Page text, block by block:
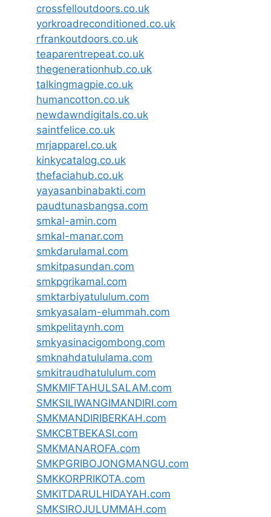
crossfelloutdoors.co.uk
yorkroadreconditioned.co.uk
rfrankoutdoors.co.uk
teaparentrepeat.co.uk
thegenerationhub.co.uk
talkingmagpie.co.uk
humancotton.co.uk
newdawndigitals.co.uk
saintfelice.co.uk
mrjapparel.co.uk
kinkycatalog.co.uk
thefaciahub.co.uk
yayasanbinabakti.com
paudtunasbangsa.com
smkal-amin.com
smkal-manar.com
smkdarulamal.com
smkitpasundan.com
smkpgrikamal.com
smktarbiyatululum.com
smkyasalam-elummah.com
smkpelitaynh.com
smkyasinacigombong.com
smknahdatululama.com
smkitraudhatululum.com
SMKMIFTAHULSALAM.com
SMKSILIWANGIMANDIRI.com
SMKMANDIRIBERKAH.com
SMKCBTBEKASI.com
SMKMANAROFA.com
SMKPGRIBOJONGMANGU.com
SMKKORPRIKOTA.com
SMKITDARULHIDAYAH.com
SMKSIROJULUMMAH.com